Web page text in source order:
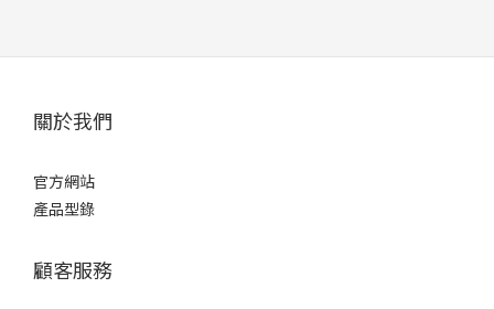
關於我們
官方網站
產品型錄
顧客服務